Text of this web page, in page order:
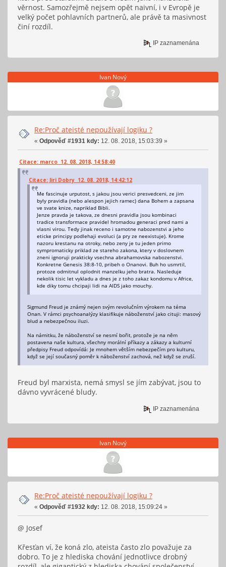
věrnost. Samozřejmě nejsem opět naivní, i v Evropě je
velký počet pohlavních partnerů, ale právě ta masivnost
činí rozdíl.
IP zaznamenána
Ivan Nový
Re:Proč ateisté nepoužívají logiku ?
« Odpověď #1931 kdy: 12. 08. 2018, 15:03:39 »
Citace: marco 12. 08. 2018, 14:58:40
Citace: Jiri Dobry 12. 08. 2018, 14:42:12
Me fascinuje urputost, s jakou jsou verici presvedceni, ze jim
byly pravidla (nebo alespon jejich ramec) dana Bohem a zapsana
ve svate knize, napriklad Bibli.
Jenze pravda je takova, ze dnesni pravidla jsou kombinaci
tradice transformace pravidel hromadou generaci pred nami a
vlasni virou. Tedy jinak receno i samotne nabozenstvi a jeho
eticke principy podlehaji evoluci (a pry ze neexistuje). Krome
nazoru krestanu na otroky, nebo zeny je tu jeden primo
sympromaticky priklad ze stareho zakona, ktery v doslovnem
zneni ignoruji prakticky vsechna abrahamovska nabozenstvi.
Konkretne Genesis 38:8-10, pribeh o Onanovi. Buh ho usmrtil,
protoze odmitnul oplodnit manzelku jeho bratra. Nasleduje
nekolik tisic let vykladu a dnes je z toho zakaz kondomu v Africe,
kde diky tomu chcipaji lidi na AIDS jako mouchy.
Sigmund Freud je známý nejen svým revolučním výrokem na téma
Onan. V rámci psychoanalýzy klasifikuje náboženství jako cituji: masový
blud a nebezpečnou iluzi.
Na námitku, že náboženství se nesmí bořit, protože je na něm
postavena naše kultura, všechny morální příkazy a zákazy a kulturní
předpisy Freud odpovídá: Je mnohem větším nebezpečím pro kulturu,
když se její současný poměr k náboženství zachová, než když se zruší.
Freud byl marxista, nemá smysl se jím zabývat, jsou to
dávno vyvrácené bludy.
IP zaznamenána
Ivan Nový
Re:Proč ateisté nepoužívají logiku ?
« Odpověď #1932 kdy: 12. 08. 2018, 15:09:24 »
@ Josef
Křesťan ví, že koná zlo, ateista často zlo považuje za
dobro. To je z hlediska chování jednotlivce drobný